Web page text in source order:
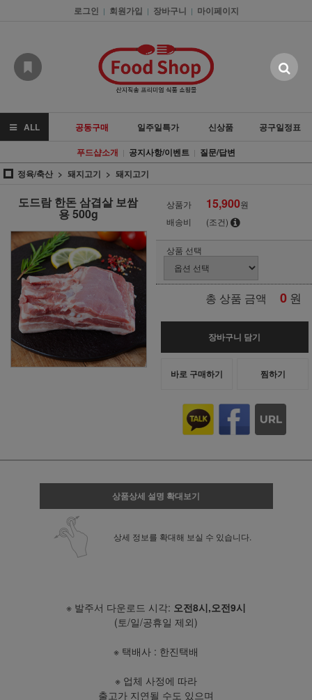
로그인 | 회원가입 | 장바구니 | 마이페이지
ALL 공동구매 일주일특가 신상품
공구일정표
푸드샵소개 | 공지사항/이벤트 | 질문/답변
정육/축산
돼지고기 돼지고기
도드람 한돈 삼겹살 보쌈
용 500g
상품가 15,900원
배송비
(조건)
상품 선택
총 상품 금액 0 원
장바구니 담기
바로 구매하기 찜하기
상품상세 설명 확대보기
상세 정보를 확대해 보실 수 있습니다.
※ 발주서 다운로드 시각: 오전8시,오전9시
(토/일/공휴일 제외)
※ 택배사 : 한진택배
※ 업체 사정에 따라
출고가 지연될 수도 있으며